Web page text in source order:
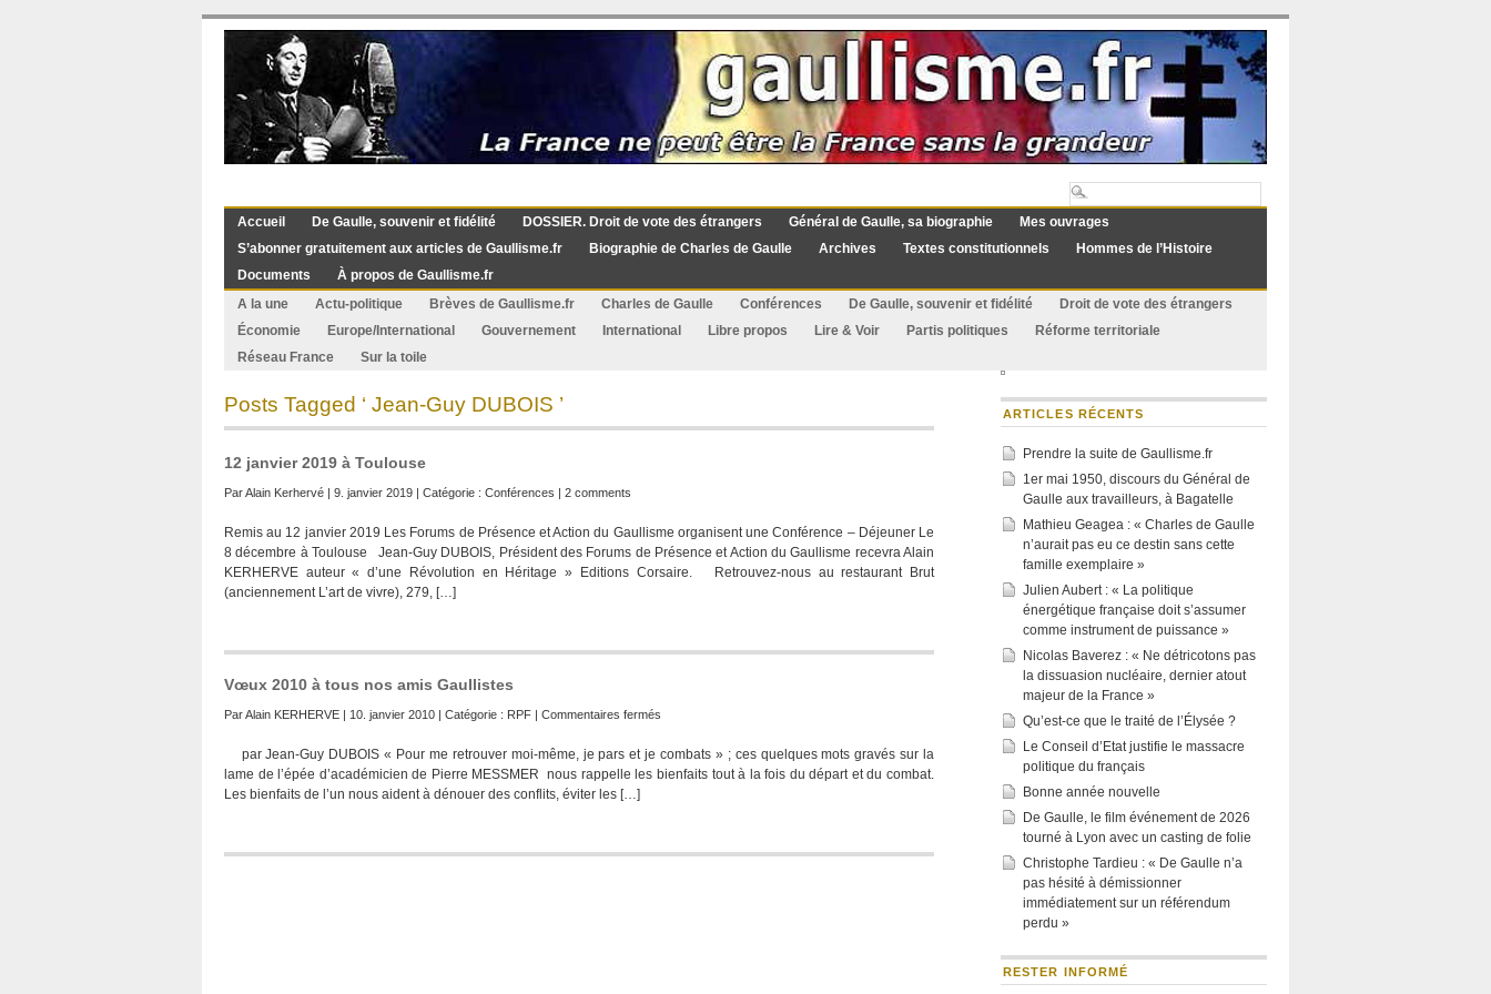
Accueil De Gaulle, souvenir et fidélité DOSSIER. Droit de vote des étrangers Général de Gaulle, sa biographie
Mes ouvrages
S’abonner gratuitement aux articles de Gaullisme.fr
Biographie de Charles de Gaulle Archives Textes constitutionnels
Hommes de l’Histoire
Documents
À propos de Gaullisme.fr
A la une
Actu-politique Brèves de Gaullisme.fr Charles de Gaulle Conférences De Gaulle, souvenir et fidélité
Droit de vote des étrangers
Économie
Europe/International Gouvernement International Libre propos Lire & Voir Partis politiques
Réforme territoriale
Réseau France
Sur la toile
Posts Tagged ‘ Jean-Guy DUBOIS ’
12 janvier 2019 à Toulouse
ParAlain Kerhervé | 9. janvier 2019 | Catégorie : Conférences | 2 comments
Remis au 12 janvier 2019 Les Forums de Présence et Action du Gaullisme organisent une Conférence – Déjeuner Le
8 décembre à Toulouse Jean-Guy DUBOIS, Président des Forums de Présence et Action du Gaullisme recevra Alain
KERHERVE auteur « d’une Révolution en Héritage » Editions Corsaire. Retrouvez-nous au restaurant Brut
(anciennement L’art de vivre), 279, […]
Vœux 2010 à tous nos amis Gaullistes
ParAlain KERHERVE | 10. janvier 2010 | Catégorie : RPF | Commentaires fermés
2010
à
Gaullistes
par Jean-Guy DUBOIS « Pour me retrouver moi-même, je pars et je combats » ; ces quelques mots gravés sur la
lame de l’épée d’académicien de Pierre MESSMER nous rappelle les bienfaits tout à la fois du départ et du combat.
Les bienfaits de l’un nous aident à dénouer des conflits, éviter les […]
ARTICLES RÉCENTS
Prendre la suite de Gaullisme.fr
1er mai 1950, discours du Général de
Gaulle aux travailleurs, à Bagatelle
Mathieu Geagea : « Charles de Gaulle
n’aurait pas eu ce destin sans cette
famille exemplaire »
Julien Aubert : « La politique
énergétique française doit s’assumer
comme instrument de puissance »
Nicolas Baverez : « Ne détricotons pas
la dissuasion nucléaire, dernier atout
majeur de la France »
Qu’est-ce que le traité de l’Élysée ?
Le Conseil d’Etat justifie le massacre
politique du français
Bonne année nouvelle
De Gaulle, le film événement de 2026
tourné à Lyon avec un casting de folie
Christophe Tardieu : « De Gaulle n’a
pas hésité à démissionner
immédiatement sur un référendum
perdu »
RESTER INFORMÉ